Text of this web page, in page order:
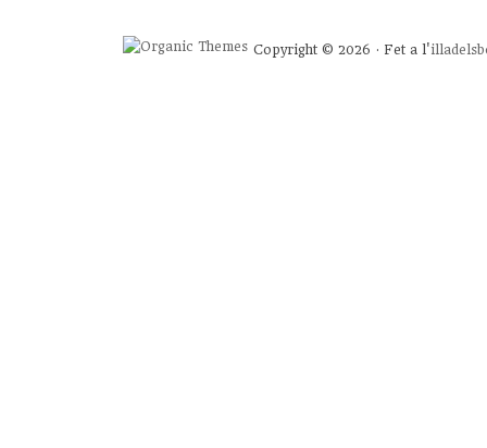
Copyright © 2026 · Fet a l'